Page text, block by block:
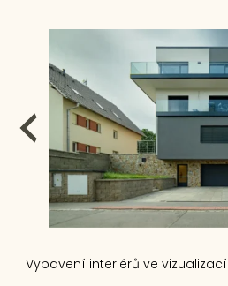
Vybavení interiérů ve